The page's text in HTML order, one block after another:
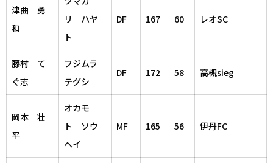
津曲 勇
和
リ ハヤ
ト
DF 167 60 レオSC
藤村 て
ぐ志
フジムラ
テグシ
DF 172 58 高槻sieg
岡本 壮
平
オカモ
ト ソウ
ヘイ
MF 165 56 伊丹FC